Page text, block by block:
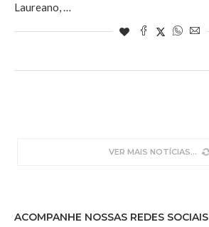
Laureano, …
VER MAIS NOTÍCIAS
ACOMPANHE NOSSAS REDES SOCIAIS